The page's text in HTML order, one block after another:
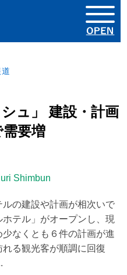
ュ」 建設・計画
要増
Shimbun
の建設や計画が相次いで
テル」がオープンし、現
なくとも６件の計画が進
る観光客が順調に回復